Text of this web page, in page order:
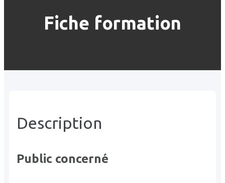
Fiche formation
Description
Public concerné